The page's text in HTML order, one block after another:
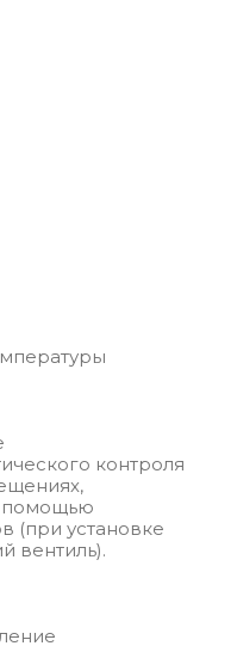
контроля
помощью
(при установке
вентиль).